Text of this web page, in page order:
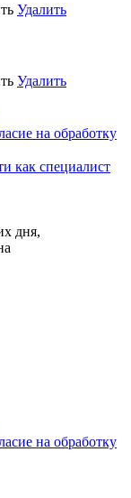
Удалить
Удалить
на обработку
как специалист
дня,
на обработку